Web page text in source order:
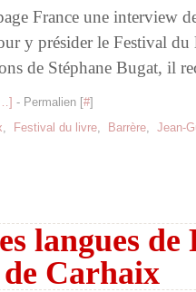
France une interview
y présider le Festival
de Stéphane Bugat, il
] - Permalien [#]
, Festival du livre, Barrère, Jean-
langues de
Carhaix